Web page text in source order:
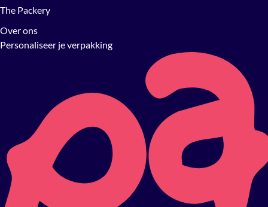
The Packery
Over ons
Personaliseer je verpakking